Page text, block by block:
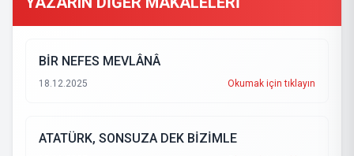
BİR NEFES MEVLÂNÂ
18.12.2025 Okumak için tıklayın
ATATÜRK, SONSUZA DEK BİZİMLE